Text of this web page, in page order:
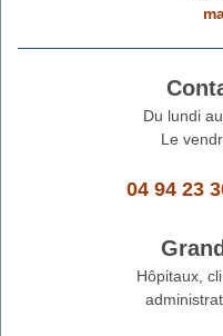
Du lundi
Le
04 94 23
Hôpitaux,